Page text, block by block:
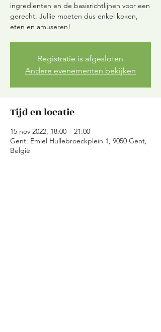
ingredienten en de basisrichtlijnen voor een
gerecht. Jullie moeten dus enkel koken,
eten en amuseren!
Registratie is afgesloten
Andere evenementen bekijken
Tijd en locatie
15 nov 2022, 18:00 – 21:00
Gent, Emiel Hullebroeckplein 1, 9050 Gent,
België